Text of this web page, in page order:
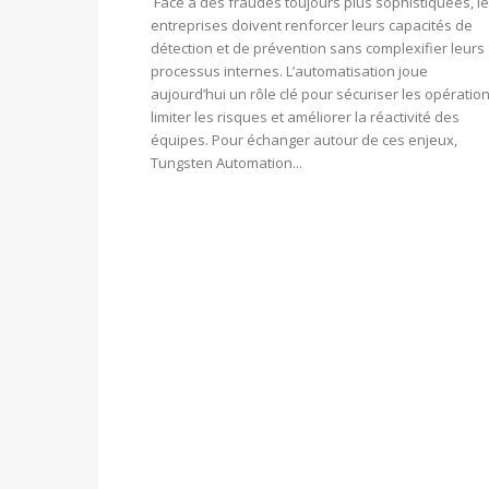
entreprises doivent renforcer leurs capacités de
détection et de prévention sans complexifier leurs
processus internes. L’automatisation joue
aujourd’hui un rôle clé pour sécuriser les
limiter les risques et améliorer la réactivité des
équipes. Pour échanger autour de ces enjeux,
Tungsten Automation...